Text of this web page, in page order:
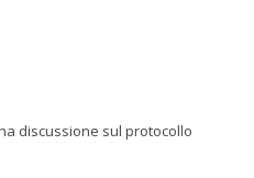
discussione sul protocollo